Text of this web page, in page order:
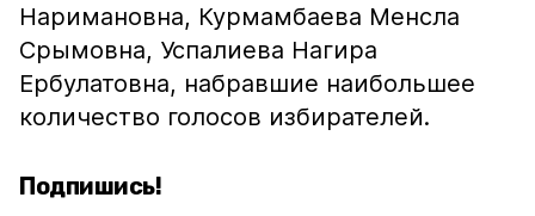
Наримановна, Курмамбаева Менсла
Срымовна, Успалиева Нагира
Ербулатовна, набравшие наибольшее
количество голосов избирателей.
Подпишись!